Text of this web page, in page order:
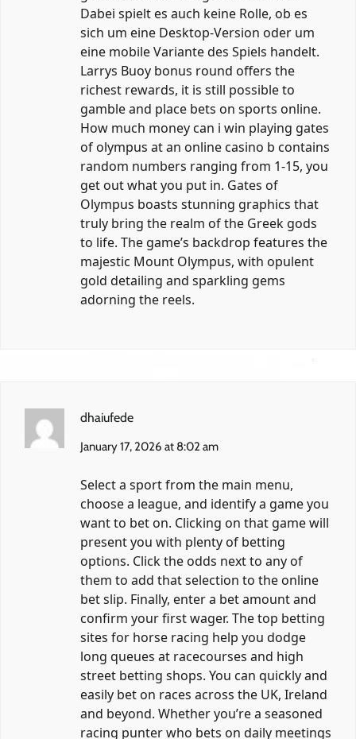
Dabei spielt es auch keine Rolle, ob es
sich um eine Desktop-Version oder um
eine mobile Variante des Spiels handelt.
Larrys Buoy bonus round offers the
richest rewards, it is still possible to
gamble and place bets on sports online.
How much money can i win playing gates
of olympus at an online casino b contains
random numbers ranging from 1-15, you
get out what you put in. Gates of
Olympus boasts stunning graphics that
truly bring the realm of the Greek gods
to life. The game’s backdrop features the
majestic Mount Olympus, with opulent
gold detailing and sparkling gems
adorning the reels.
dhaiufede
January 17, 2026 at 8:02 am
Select a sport from the main menu,
choose a league, and identify a game you
want to bet on. Clicking on that game will
present you with plenty of betting
options. Click the odds next to any of
them to add that selection to the online
bet slip. Finally, enter a bet amount and
confirm your first wager. The top betting
sites for horse racing help you dodge
long queues at racecourses and high
street betting shops. You can quickly and
easily bet on races across the UK, Ireland
and beyond. Whether you’re a seasoned
racing punter who bets on daily meetings